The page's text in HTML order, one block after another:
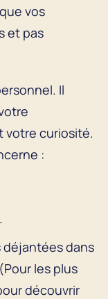
vos
et pas
Il
votre curiosité.
:
dans
les plus
découvrir